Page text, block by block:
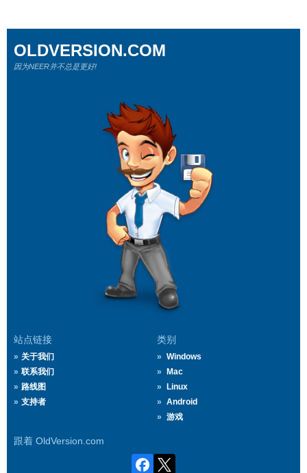
站点链接
关于我们
联系我们
路线图
支持者
类别
Windows
Mac
Linux
Android
游戏
跟着 OldVersion.com
OLDVERSION.COM
因为NEER并不总是更好!